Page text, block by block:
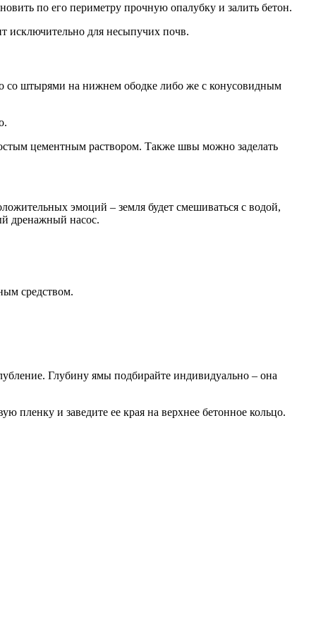
по его периметру прочную опалубку и залить бетон.
исключительно для несыпучих почв.
со штырями на нижнем ободке либо же с конусовидным
цементным раствором. Также швы можно заделать
эмоций – земля будет смешиваться с водой,
дренажный насос.
средством.
Глубину ямы подбирайте индивидуально – она
пленку и заведите ее края на верхнее бетонное кольцо.